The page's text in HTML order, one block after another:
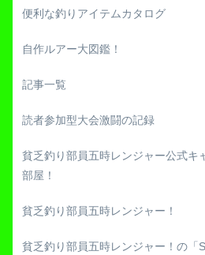
便利な釣りアイテムカタログ
自作ルアー大図鑑！
記事一覧
読者参加型大会激闘の記録
貧乏釣り部員五時レンジャー公式キ
部屋！
貧乏釣り部員五時レンジャー！
貧乏釣り部員五時レンジャー！の「